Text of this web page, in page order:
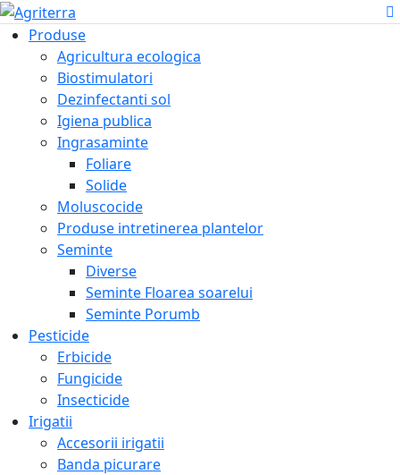
Produse
Agricultura ecologica
Biostimulatori
Dezinfectanti sol
Igiena publica
Ingrasaminte
Foliare
Solide
Moluscocide
Produse intretinerea plantelor
Seminte
Diverse
Seminte Floarea soarelui
Seminte Porumb
Pesticide
Erbicide
Fungicide
Insecticide
Irigatii
Accesorii irigatii
Banda picurare